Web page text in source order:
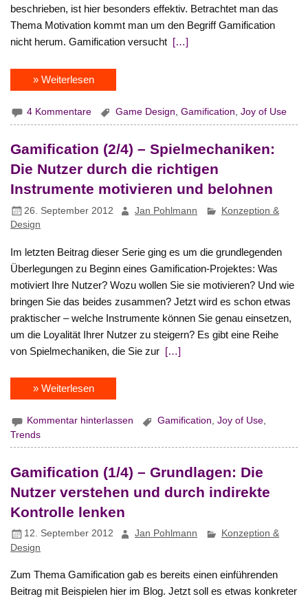
beschrieben, ist hier besonders effektiv. Betrachtet man das
Thema Motivation kommt man um den Begriff Gamification
nicht herum. Gamification versucht […]
» Weiterlesen
4 Kommentare Game Design ,Gamification ,Joy of Use
Gamification (2/4) – Spielmechaniken:
Die Nutzer durch die richtigen
Instrumente motivieren und belohnen
26. September 2012 Jan Pohlmann
Konzeption &
Design
Im letzten Beitrag dieser Serie ging es um die grundlegenden
Überlegungen zu Beginn eines Gamification-Projektes: Was
motiviert Ihre Nutzer? Wozu wollen Sie sie motivieren? Und wie
bringen Sie das beides zusammen? Jetzt wird es schon etwas
praktischer – welche Instrumente können Sie genau einsetzen,
um die Loyalität Ihrer Nutzer zu steigern? Es gibt eine Reihe
von Spielmechaniken, die Sie zur […]
» Weiterlesen
Kommentar hinterlassen Gamification,Joy of Use,
Trends
Gamification (1/4) – Grundlagen: Die
Nutzer verstehen und durch indirekte
Kontrolle lenken
12. September 2012 Jan Pohlmann
Konzeption &
Design
Zum Thema Gamification gab es bereits einen einführenden
Beitrag mit Beispielen hier im Blog. Jetzt soll es etwas konkreter